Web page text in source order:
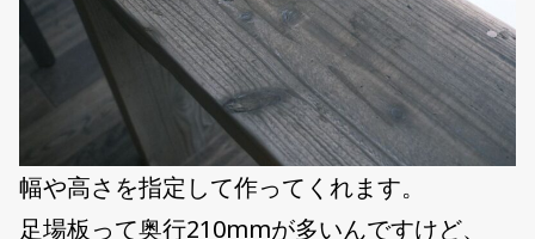
幅や高さを指定して作ってくれます。
足場板って奥行210mmが多いんですけど、